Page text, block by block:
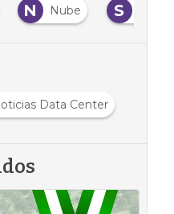
N Nube S
Data Center